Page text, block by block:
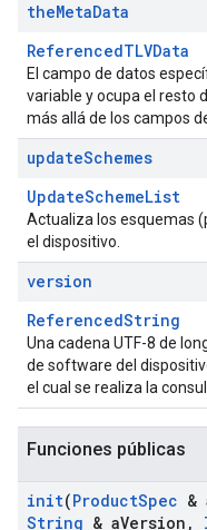
theMetaData
ReferencedTLVData
El campo de datos
variable y ocupa el resto
más allá de los campos
updateSchemes
UpdateSchemeList
Actualiza los esquemas
el dispositivo.
version
ReferencedString
Una cadena UTF-8 de
de software del
el cual se realiza la
Funciones públicas
init(ProductSpec &
String & aVersion ,